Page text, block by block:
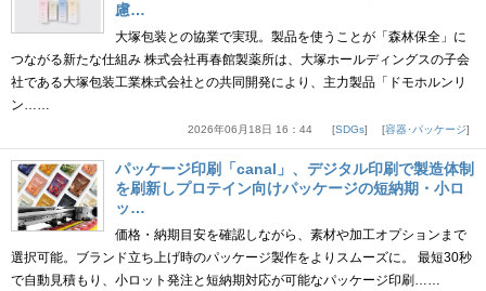
慮…
大塚包装との協業で実現。製品を使うことが「森林保全」に
つながる新たな仕組み 株式会社再春館製薬所は、大塚ホールディングスの子会
社である大塚包装工業株式会社との共同開発により、主力製品「ドモホルンリ
ン……
2026年06月18日 16：44 SDGs 容器･パッケージ
パッケージ印刷「canal」、デジタル印刷で製造体制
を刷新しプロテイン向けパッケージの短納期・小ロ
ッ…
価格・納期目安を確認しながら、素材や加工オプションまで
選択可能。ブランド立ち上げ時のパッケージ製作をよりスムーズに。 最短30秒
で自動見積もり、小ロット発注と短納期対応が可能なパッケージ印刷……